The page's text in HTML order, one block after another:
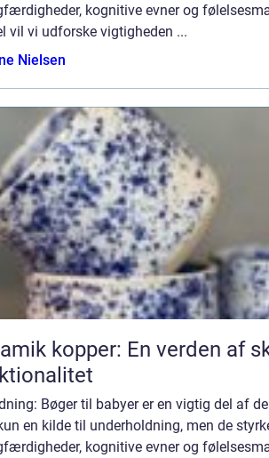
kognitive evner og
vil vi udforske vigtigheden ...
Nielsen
kopper: En verden af
Bøger til babyer er en vigtig del af
en kilde til underholdning, men de
kognitive evner og